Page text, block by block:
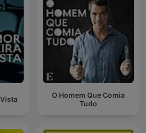
O Homem Que Comia
Tudo